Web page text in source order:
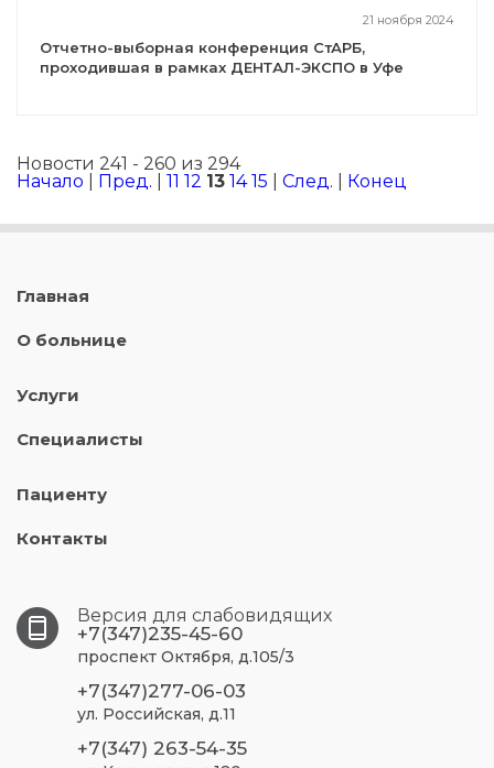
21 ноября 2024
Отчетно-выборная конференция СтАРБ,
проходившая в рамках ДЕНТАЛ-ЭКСПО в Уфе
Новости 241 - 260 из 294
Начало
Пред. 11 12 13 14 15 След. Конец
Главная
О больнице
Услуги
Специалисты
Пациенту
Контакты
Версия для слабовидящих
+7(347)235-45-60
проспект Октября, д.105/3
+7(347)277-06-03
ул. Российская, д.11
+7(347) 263-54-35